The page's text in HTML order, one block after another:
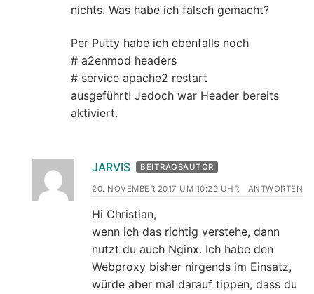
nichts. Was habe ich falsch gemacht?
Per Putty habe ich ebenfalls noch
# a2enmod headers
# service apache2 restart
ausgeführt! Jedoch war Header bereits
aktiviert.
JARVIS BEITRAGSAUTOR
20. NOVEMBER 2017 UM 10:29 UHR ANTWORTEN
Hi Christian,
wenn ich das richtig verstehe, dann
nutzt du auch Nginx. Ich habe den
Webproxy bisher nirgends im Einsatz,
würde aber mal darauf tippen, dass du